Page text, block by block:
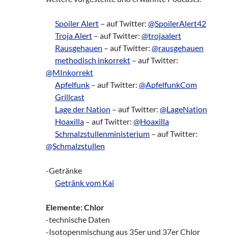
Spoiler Alert – auf Twitter: @SpoilerAlert42
Troja Alert – auf Twitter: @trojaalert
Rausgehauen – auf Twitter: @rausgehauen
methodisch inkorrekt – auf Twitter:
@MInkorrekt
Apfelfunk – auf Twitter: @ApfelfunkCom
Grillcast
Lage der Nation – auf Twitter: @LageNation
Hoaxilla – auf Twitter: @Hoaxilla
Schmalzstullenministerium – auf Twitter:
@Schmalzstullen
-Getränke
Getränk vom Kai
Elemente: Chlor
-technische Daten
-Isotopenmischung aus 35er und 37er Chlor